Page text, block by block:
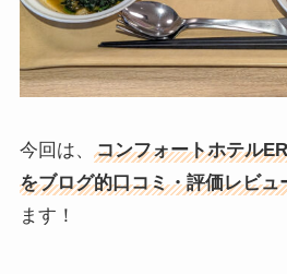
今回は、 コンフォートホテル
をブログ的口コミ・評価レビュ
ます！